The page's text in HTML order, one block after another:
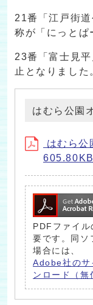
21番「江戸街
称が「にっとぱ
23番「富士見
止となりました
はむら公園
はむら公
PDFファイ
要です。同ソ
場合には、
Adobe社の
ンロード（無